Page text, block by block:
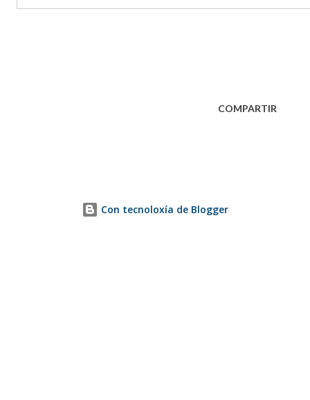
COMPARTIR
Con tecnoloxía de Blogger